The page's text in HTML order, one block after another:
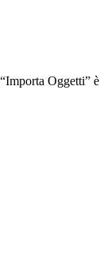
Oggetti”